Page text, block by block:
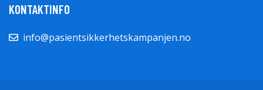
KONTAKTINFO
info@pasientsikkerhetskampanjen.no